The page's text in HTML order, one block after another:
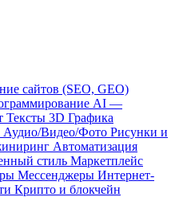
сайтов (SEO, GEO)
AI —
Тексты 3D Графика
Аудио/Видео/Фото Рисунки и
Автоматизация
стиль Маркетплейс
Мессенджеры Интернет-
Крипто и блокчейн